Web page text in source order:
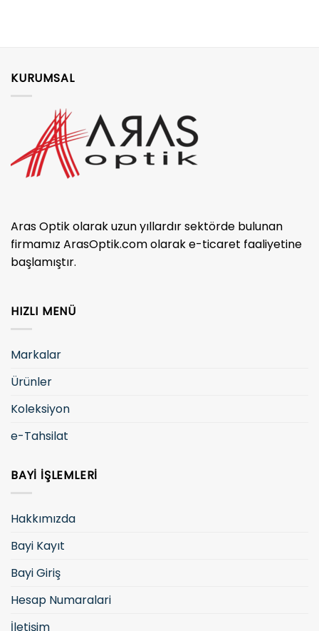
KURUMSAL
Aras Optik olarak uzun yıllardır sektörde bulunan
firmamız ArasOptik.com olarak e-ticaret faaliyetine
başlamıştır.
HIZLI MENÜ
Markalar
Ürünler
Koleksiyon
e-Tahsilat
BAYI İŞLEMLERI
Hakkımızda
Bayi Kayıt
Bayi Giriş
Hesap Numaralari
İletişim